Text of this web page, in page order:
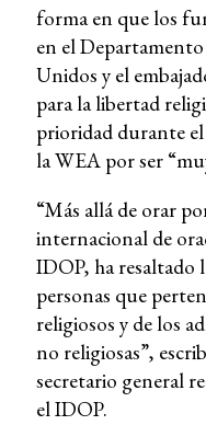
forma en que los
en el
Unidos y el
para la libertad
prioridad durante
la WEA por ser
“Más allá de orar
internacional de
IDOP, ha resaltado
personas que
religiosos y de los
no religiosas”,
secretario general
el IDOP.